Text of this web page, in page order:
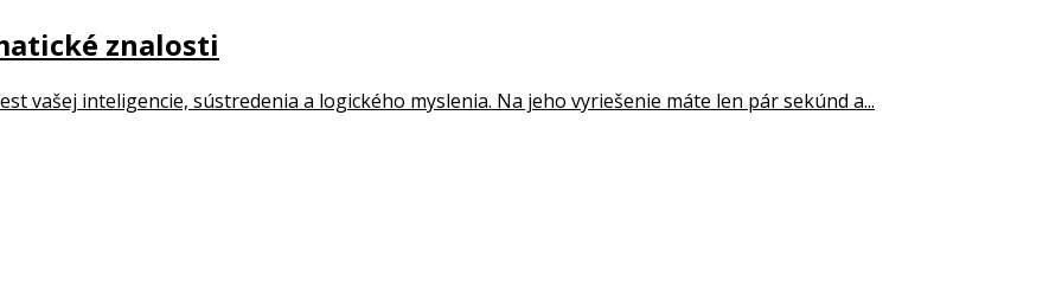
znalosti
vašej inteligencie, sústredenia a logického myslenia. Na jeho vyriešenie máte len pár sekúnd a...